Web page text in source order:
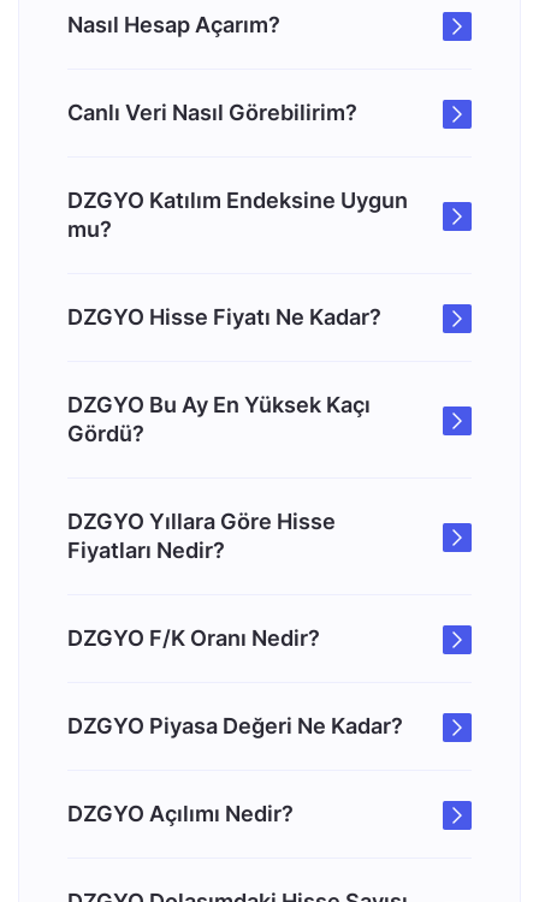
Nasıl Hesap Açarım?
Canlı Veri Nasıl Görebilirim?
DZGYO Katılım Endeksine Uygun
mu?
DZGYO Hisse Fiyatı Ne Kadar?
DZGYO Bu Ay En Yüksek Kaçı
Gördü?
DZGYO Yıllara Göre Hisse
Fiyatları Nedir?
DZGYO F/K Oranı Nedir?
DZGYO Piyasa Değeri Ne Kadar?
DZGYO Açılımı Nedir?